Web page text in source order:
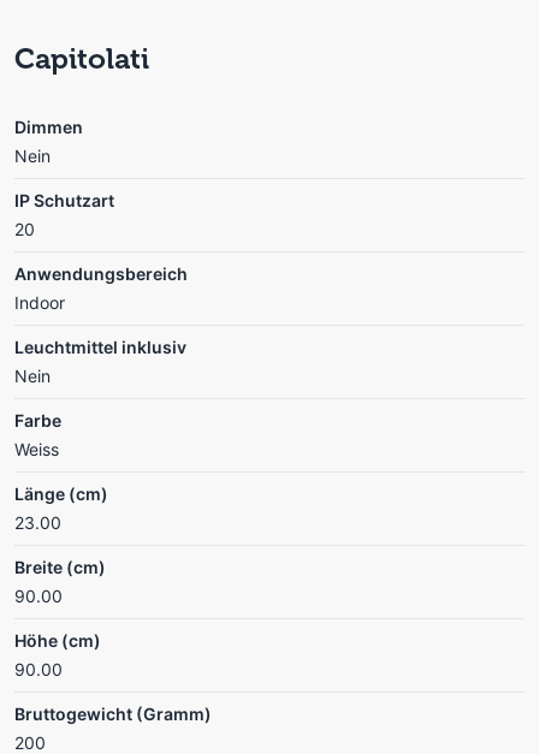
Capitolati
Dimmen
Nein
IP Schutzart
20
Anwendungsbereich
Indoor
Leuchtmittel inklusiv
Nein
Farbe
Weiss
Länge (cm)
23.00
Breite (cm)
90.00
Höhe (cm)
90.00
Bruttogewicht (Gramm)
200